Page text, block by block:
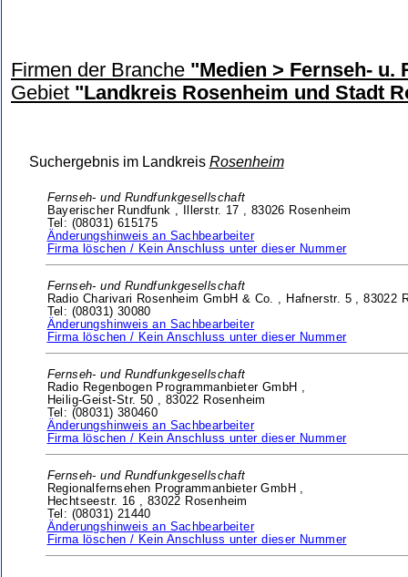
Firmen der Branche "Medien > Fernseh- u.
Gebiet "Landkreis Rosenheim und Stadt
Suchergebnis im Landkreis Rosenheim
Fernseh- und Rundfunkgesellschaft
Bayerischer Rundfunk ,
Illerstr. 17 , 83026 Rosenheim
Tel: (08031) 615175
Änderungshinweis an Sachbearbeiter
Firma löschen / Kein Anschluss unter dieser Nummer
Fernseh- und Rundfunkgesellschaft
Radio Charivari Rosenheim GmbH & Co. , Hafnerstr. 5 ,83022
Tel: (08031) 30080
Änderungshinweis an Sachbearbeiter
Firma löschen / Kein Anschluss unter dieser Nummer
Fernseh- und Rundfunkgesellschaft
Radio Regenbogen Programmanbieter GmbH ,
Heilig-Geist-Str. 50 , 83022 Rosenheim
Tel: (08031) 380460
Änderungshinweis an Sachbearbeiter
Firma löschen / Kein Anschluss unter dieser Nummer
Fernseh- und Rundfunkgesellschaft
Regionalfernsehen Programmanbieter GmbH ,
Hechtseestr. 16 , 83022 Rosenheim
Tel: (08031) 21440
Änderungshinweis an Sachbearbeiter
Firma löschen / Kein Anschluss unter dieser Nummer